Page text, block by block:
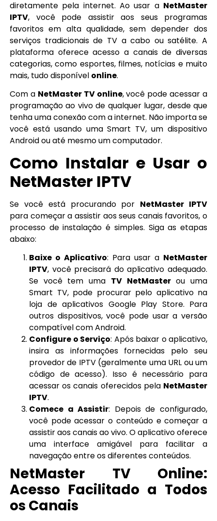
diretamente pela internet. Ao usar a NetMaster
IPTV, você pode assistir aos seus programas
favoritos em alta qualidade, sem depender dos
serviços tradicionais de TV a cabo ou satélite. A
plataforma oferece acesso a canais de diversas
categorias, como esportes, filmes, notícias e muito
mais, tudo disponível online.
Com a NetMaster TV online, você pode acessar a
programação ao vivo de qualquer lugar, desde que
tenha uma conexão com a internet. Não importa se
você está usando uma Smart TV, um dispositivo
Android ou até mesmo um computador.
Como Instalar e Usar o
NetMaster IPTV
Se você está procurando por NetMaster IPTV
para começar a assistir aos seus canais favoritos, o
processo de instalação é simples. Siga as etapas
abaixo:
Baixe o Aplicativo: Para usar a NetMaster
IPTV, você precisará do aplicativo adequado.
Se você tem uma TV NetMasterou uma
Smart TV, pode procurar pelo aplicativo na
loja de aplicativos Google Play Store. Para
outros dispositivos, você pode usar a versão
compatível com Android.
Configure o Serviço: Após baixar o aplicativo,
insira as informações fornecidas pelo seu
provedor de IPTV (geralmente uma URL ou um
código de acesso). Isso é necessário para
acessar os canais oferecidos pela NetMaster
IPTV.
Comece a Assistir: Depois de configurado,
você pode acessar o conteúdo e começar a
assistir aos canais ao vivo. O aplicativo oferece
uma interface amigável para facilitar a
navegação entre os diferentes conteúdos.
NetMaster TV Online:
Acesso Facilitado a Todos
os Canais